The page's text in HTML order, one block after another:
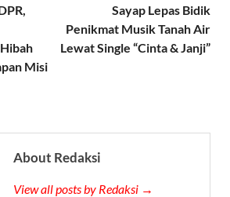
Misi
Sayap Lepas Bidik
Penikmat Musik Tanah Air
Lewat Single “Cinta & Janji”
About Redaksi
View all posts by Redaksi →